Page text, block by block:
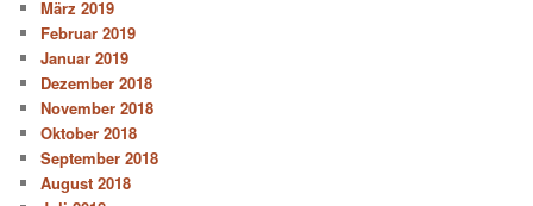
März 2019
Februar 2019
Januar 2019
Dezember 2018
November 2018
Oktober 2018
September 2018
August 2018